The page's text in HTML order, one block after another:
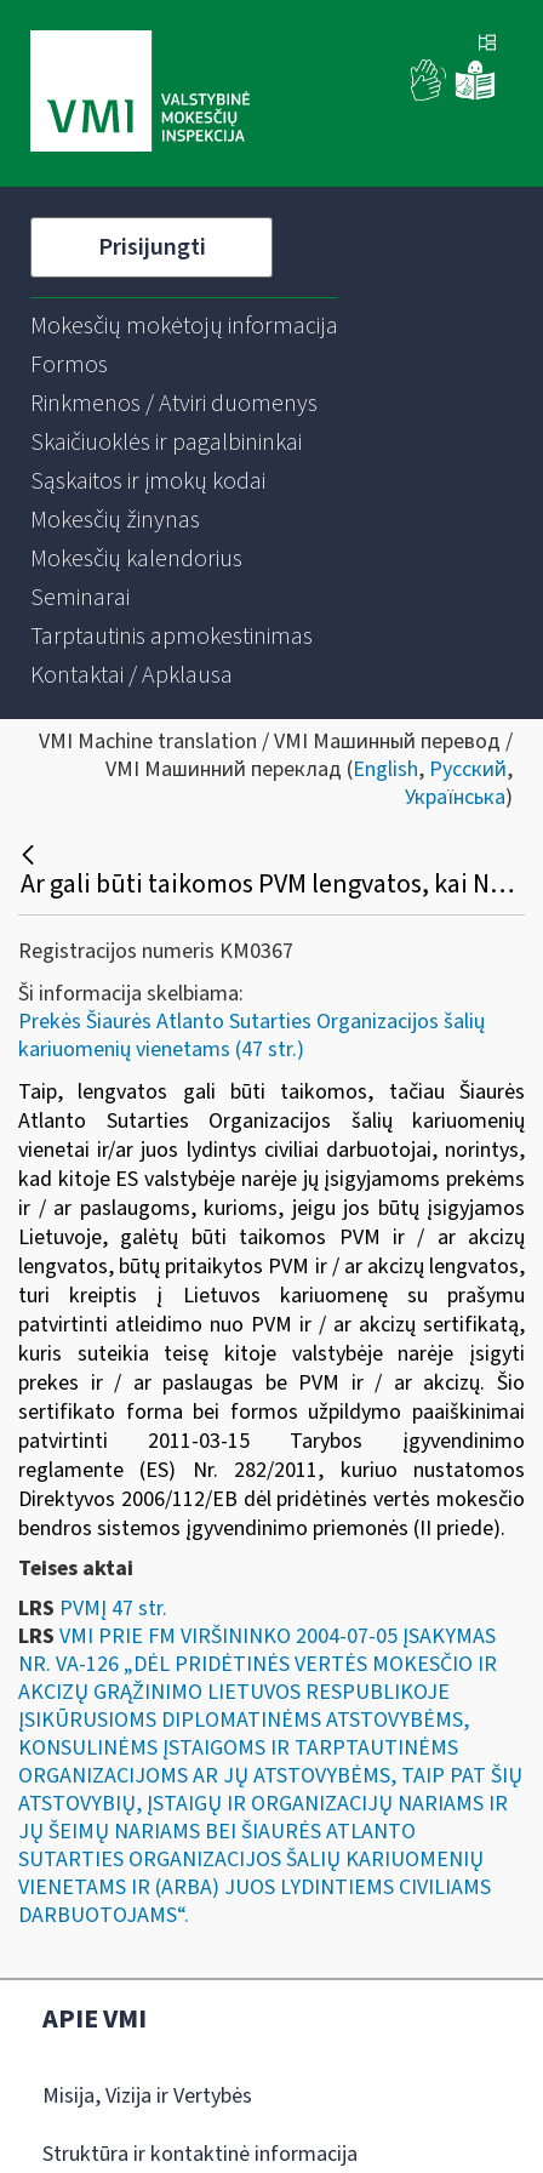
Prisijungti
Mokesčių mokėtojų informacija
Formos
Rinkmenos / Atviri duomenys
Skaičiuoklės ir pagalbininkai
Sąskaitos ir įmokų kodai
Mokesčių žinynas
Mokesčių kalendorius
Seminarai
Tarptautinis apmokestinimas
Kontaktai / Apklausa
VMI Machine translation / VMI Машинный перевод /
VMI Машинний переклад (English, Русский,
Українська)
Ar gali būti taikomos PVM lengvatos, kai NATO kariuomenių vienetai prekes (paslaugas) įsigyja kitose ES valstybėse narėse?
Registracijos numeris KM0367
Ši informacija skelbiama:
Prekės Šiaurės Atlanto Sutarties Organizacijos šalių
kariuomenių vienetams (47 str.)
Taip, lengvatos gali būti taikomos, tačiau Šiaurės
Atlanto Sutarties Organizacijos šalių kariuomenių
vienetai ir/ar juos lydintys civiliai darbuotojai, norintys,
kad kitoje ES valstybėje narėje jų įsigyjamoms prekėms
ir / ar paslaugoms, kurioms, jeigu jos būtų įsigyjamos
Lietuvoje, galėtų būti taikomos PVM ir / ar akcizų
lengvatos, būtų pritaikytos PVM ir / ar akcizų lengvatos,
turi kreiptis į Lietuvos kariuomenę su prašymu
patvirtinti atleidimo nuo PVM ir / ar akcizų sertifikatą,
kuris suteikia teisę kitoje valstybėje narėje įsigyti
prekes ir / ar paslaugas be PVM ir / ar akcizų. Šio
sertifikato forma bei formos užpildymo paaiškinimai
patvirtinti 2011-03-15 Tarybos įgyvendinimo
reglamente (ES) Nr. 282/2011, kuriuo nustatomos
Direktyvos 2006/112/EB dėl pridėtinės vertės mokesčio
bendros sistemos įgyvendinimo priemonės (II priede).
Teises aktai
LRS PVMĮ 47 str.
LRS VMI PRIE FM VIRŠININKO 2004-07-05 ĮSAKYMAS
NR. VA-126 „DĖL PRIDĖTINĖS VERTĖS MOKESČIO IR
AKCIZŲ GRĄŽINIMO LIETUVOS RESPUBLIKOJE
ĮSIKŪRUSIOMS DIPLOMATINĖMS ATSTOVYBĖMS,
KONSULINĖMS ĮSTAIGOMS IR TARPTAUTINĖMS
ORGANIZACIJOMS AR JŲ ATSTOVYBĖMS, TAIP PAT ŠIŲ
ATSTOVYBIŲ, ĮSTAIGŲ IR ORGANIZACIJŲ NARIAMS IR
JŲ ŠEIMŲ NARIAMS BEI ŠIAURĖS ATLANTO
SUTARTIES ORGANIZACIJOS ŠALIŲ KARIUOMENIŲ
VIENETAMS IR (ARBA) JUOS LYDINTIEMS CIVILIAMS
DARBUOTOJAMS“.
APIE VMI
Misija, Vizija ir Vertybės
Struktūra ir kontaktinė informacija